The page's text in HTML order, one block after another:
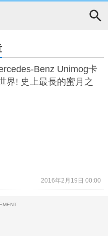
Benz Unimog卡
界! 史上最長的蜜月之
2016年2月19日 00:00